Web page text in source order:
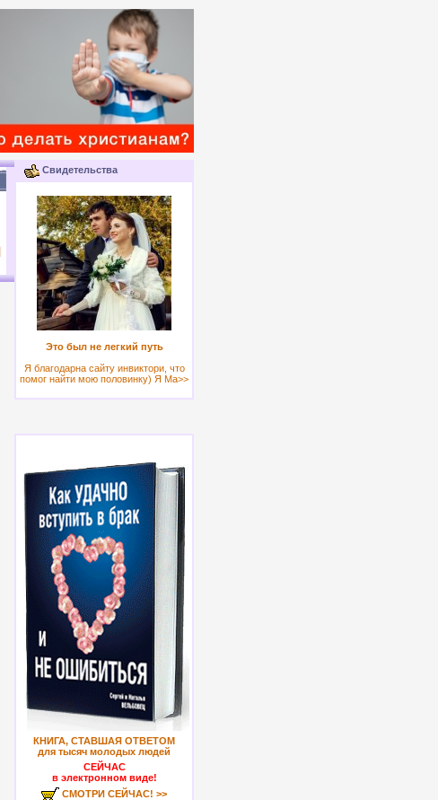
Свидетельства
Это был не легкий путь
Я благодарна сайту инвиктори, что
помог найти мою половинку) Я Ма>>
КНИГА, СТАВШАЯ ОТВЕТОМ
для тысяч молодых людей
СЕЙЧАС
в электронном виде!
СМОТРИ СЕЙЧАС! >>